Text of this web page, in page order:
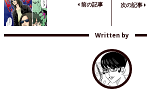
前の記事 次の記事
Written by